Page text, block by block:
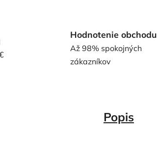
Hodnotenie obchodu
Až 98% spokojných
zákazníkov
Popis